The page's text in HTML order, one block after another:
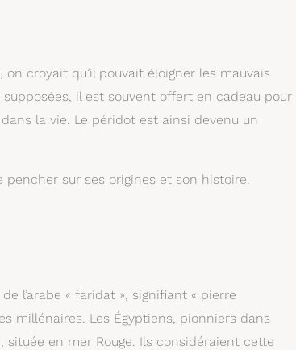
croyait qu’il pouvait éloigner les mauvais
il est souvent offert en cadeau pour
la vie. Le péridot est ainsi devenu un
sur ses origines et son histoire.
l’arabe « faridat », signifiant « pierre
millénaires. Les Égyptiens, pionniers dans
située en mer Rouge. Ils considéraient cette